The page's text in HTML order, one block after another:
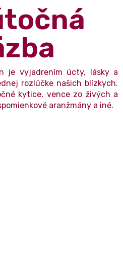
je vyjadrením úcty, lásky a
rozlúčke našich blízkych.
kytice, vence zo živých a
aranžmány a iné.